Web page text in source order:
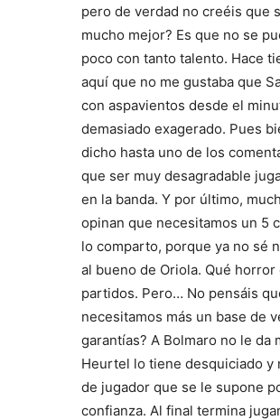
pero de verdad no creéis que
mucho mejor? Es que no se
poco con tanto talento. Hace
aquí que no me gustaba que
con aspavientos desde el
demasiado exagerado. Pues
dicho hasta uno de los
que ser muy desagradable
en la banda. Y por último,
opinan que necesitamos un 5
lo comparto, porque ya no sé
al bueno de Oriola. Qué
partidos. Pero… No pensáis
necesitamos más un base de
garantías? A Bolmaro no le da
Heurtel lo tiene desquiciado y
de jugador que se le supone
confianza. Al final termina